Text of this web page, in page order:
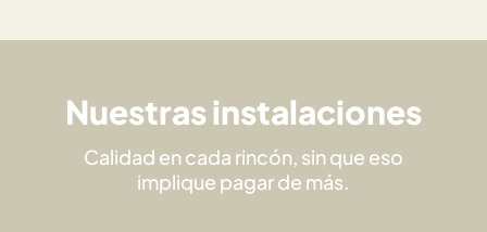
Nuestras instalaciones
Calidad en cada rincón, sin que eso
implique pagar de más.